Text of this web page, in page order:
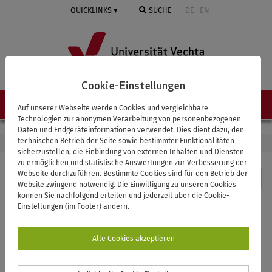
Cookie-Einstellungen
Auf unserer Webseite werden Cookies und vergleichbare
Technologien zur anonymen Verarbeitung von personenbezogenen
Daten und Endgeräteinformationen verwendet. Dies dient dazu, den
technischen Betrieb der Seite sowie bestimmter Funktionalitäten
sicherzustellen, die Einbindung von externen Inhalten und Diensten
zu ermöglichen und statistische Auswertungen zur Verbesserung der
Webseite durchzuführen. Bestimmte Cookies sind für den Betrieb der
Website zwingend notwendig. Die Einwilligung zu unseren Cookies
können Sie nachfolgend erteilen und jederzeit über die Cookie-
Einstellungen (im Footer) ändern.
Alle Cookies akzeptieren
QUICKLINKS SUCHE DE EN
NAVIGATION ≡
STARTSEITE RECHENZENTRUM IT-SICHERHEIT SICHERHEITS-ABC
Rechenzentrum
Sicherheits-ABC
Um die Ausbreitung von Schadsoftware zu verhindern,
beziehungsweise diese zu entfernen, ist es notwendig,